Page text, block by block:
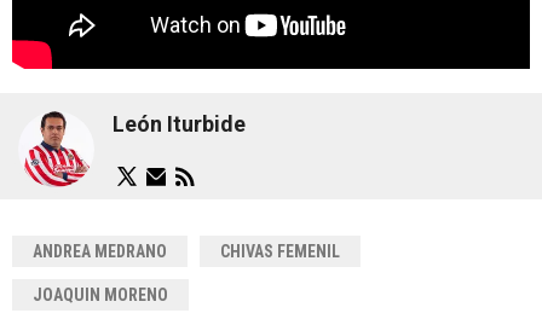
León Iturbide
ANDREA MEDRANO CHIVAS FEMENIL
JOAQUIN MORENO